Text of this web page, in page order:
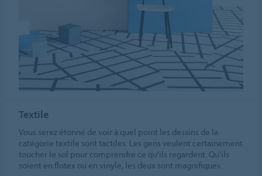
Textile
Vous serez étonné de voir à quel point les dessins de la
catégorie textile sont tactiles. Les gens veulent certainement
toucher le sol pour comprendre ce qu'ils regardent. Qu'ils
soient en flotex ou en vinyle, les deux sont magnifiques.